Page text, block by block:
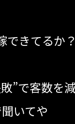
できてるか
”で客数を
いてや